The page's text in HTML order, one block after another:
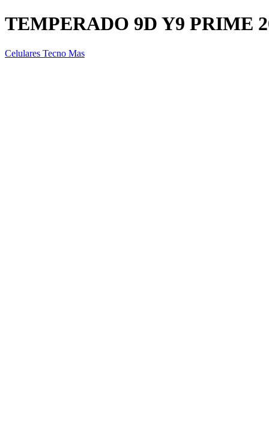
TEMPERADO 9D Y9 PRIME
Celulares Tecno Mas